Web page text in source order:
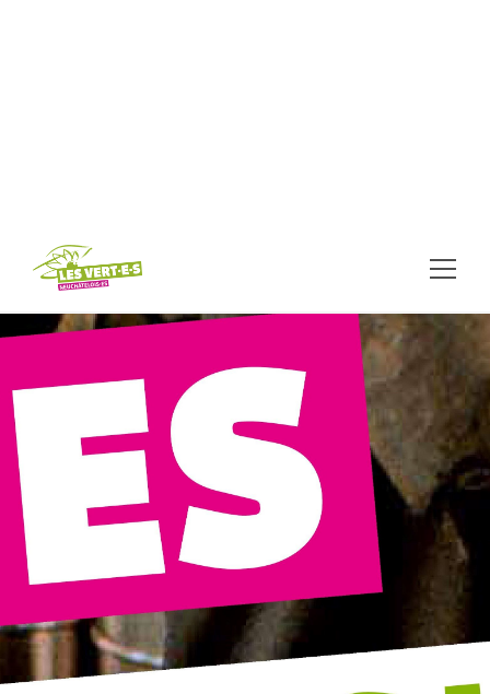
Communiqués 2020
Votations fédérales
du 29 novembre :
2xOUI pour un
monde plus juste
Oui à l’initiative multinationales
responsables
Argumentaire des Verts suisses